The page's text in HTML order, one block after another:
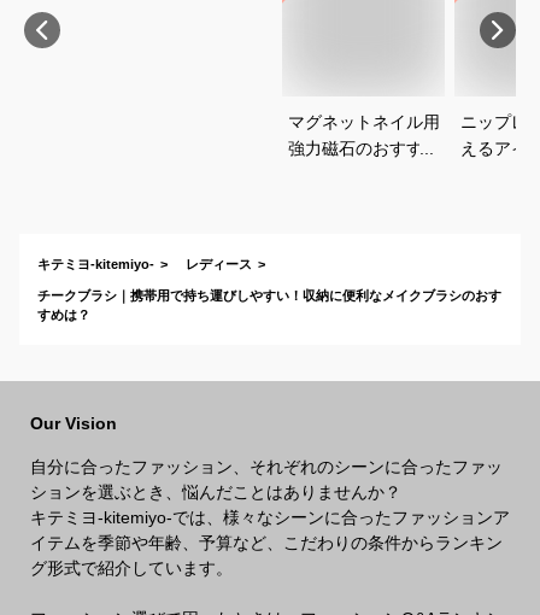
マグネットネイル用
強力磁石のおすすめ
ニップレ
えるアイ
キテミヨ-kitemiyo- レディース
チークブラシ｜携帯用で持ち運びしやすい！収納に便利なメイクブラシのおす
すめは？
Our Vision
自分に合ったファッション、それぞれのシーンに合ったファッ
ションを選ぶとき、悩んだことはありませんか？
キテミヨ-kitemiyo-では、様々なシーンに合ったファッションア
イテムを季節や年齢、予算など、こだわりの条件からランキン
グ形式で紹介しています。